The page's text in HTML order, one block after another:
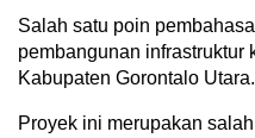
Salah satu poin
pembangunan infrastruktur
Kabupaten Gorontalo Utara.
Proyek ini merupakan